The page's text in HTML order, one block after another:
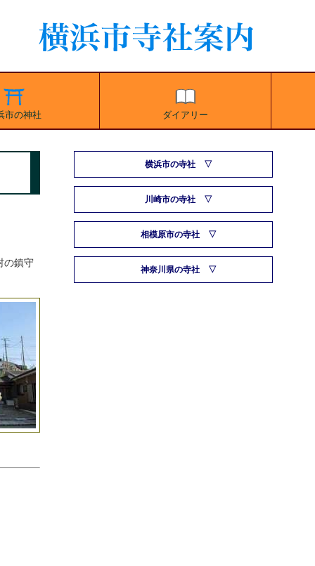
市の神社 ダイアリー
の鎮守
横浜市の寺社
川崎市の寺社
相模原市の寺社
神奈川県の寺社